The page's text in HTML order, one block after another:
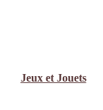
Jeux et Jouets